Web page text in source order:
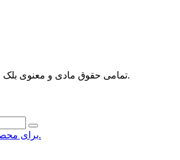
تمامی حقوق مادی و معنوی بلک لایت محفوظ می باشد.
برای محصولات بیشتر کلیک کنید.